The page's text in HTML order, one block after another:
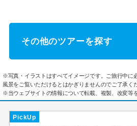
その他のツアーを探す
※写真・イラストはすべてイメージです。ご旅行中に
風景をご覧いただけるとはかぎりませんのでご了承く
※当ウェブサイトの情報について転載、複製、改変等
PickUp